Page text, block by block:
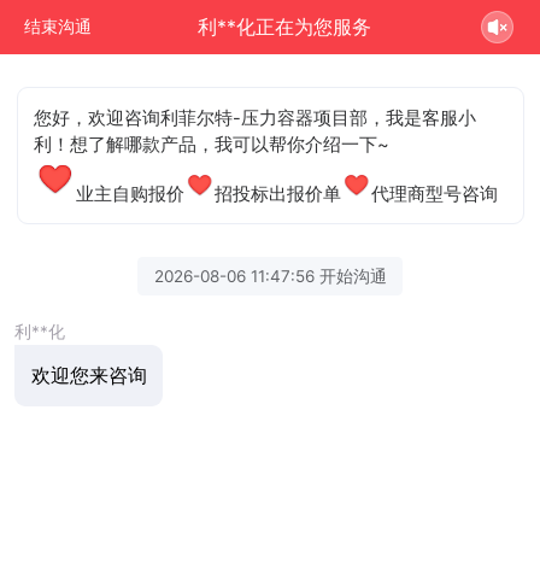
结束沟通 利**化正在为您服务
您好，欢迎咨询利菲尔特-压力容器项目部，我是客服小
利！想了解哪款产品，我可以帮你介绍一下~
业主自购报价 招投标出报价单 代理商型号咨询
2026-08-06 11:47:56 开始沟通
利**化
欢迎您来咨询